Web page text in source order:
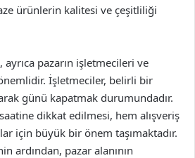
ürünlerin kalitesi ve çeşitliliği
ayrıca pazarın işletmecileri ve
önemlidir. İşletmeciler, belirli bir
günü kapatmak durumundadır.
dikkat edilmesi, hem alışveriş
için büyük bir önem taşımaktadır.
ardından, pazar alanının